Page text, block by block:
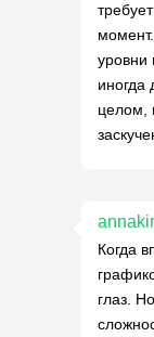
уровни
иногда
целом,
Когда
глаз.